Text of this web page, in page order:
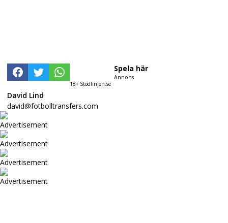
18+ Stödlinjen.se
Spela här
Annons
David Lind
david@fotbolltransfers.com